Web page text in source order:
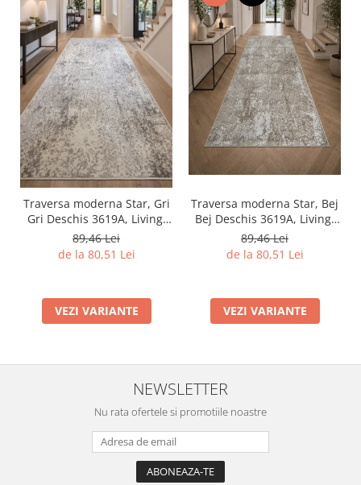
Traversa moderna Star, Gri
Gri Deschis 3619A, Living,
Dormitor, Hol, 80 x 250 cm
89,46 Lei
de la 80,51 Lei
VEZI VARIANTE
Traversa moderna Star, Bej
Bej Deschis 3619A, Living,
Dormitor, Hol, 80 x 250 cm
89,46 Lei
de la 80,51 Lei
VEZI VARIANTE
NEWSLETTER
Nu rata ofertele si promotiile noastre